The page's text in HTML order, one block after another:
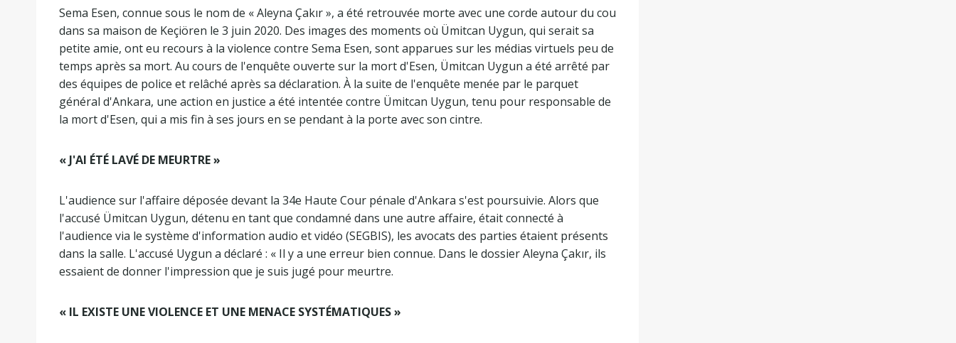
Sema Esen, connue sous le nom de « Aleyna Çakır », a été retrouvée morte avec une corde autour du cou
dans sa maison de Keçiören le 3 juin 2020. Des images des moments où Ümitcan Uygun, qui serait sa
petite amie, ont eu recours à la violence contre Sema Esen, sont apparues sur les médias virtuels peu de
temps après sa mort. Au cours de l'enquête ouverte sur la mort d'Esen, Ümitcan Uygun a été arrêté par
des équipes de police et relâché après sa déclaration. À la suite de l'enquête menée par le parquet
général d'Ankara, une action en justice a été intentée contre Ümitcan Uygun, tenu pour responsable de
la mort d'Esen, qui a mis fin à ses jours en se pendant à la porte avec son cintre.
« J'AI ÉTÉ LAVÉ DE MEURTRE »
L'audience sur l'affaire déposée devant la 34e Haute Cour pénale d'Ankara s'est poursuivie. Alors que
l'accusé Ümitcan Uygun, détenu en tant que condamné dans une autre affaire, était connecté à
l'audience via le système d'information audio et vidéo (SEGBIS), les avocats des parties étaient présents
dans la salle. L'accusé Uygun a déclaré : « Il y a une erreur bien connue. Dans le dossier Aleyna Çakır, ils
essaient de donner l'impression que je suis jugé pour meurtre.
« IL EXISTE UNE VIOLENCE ET UNE MENACE SYSTÉMATIQUES »